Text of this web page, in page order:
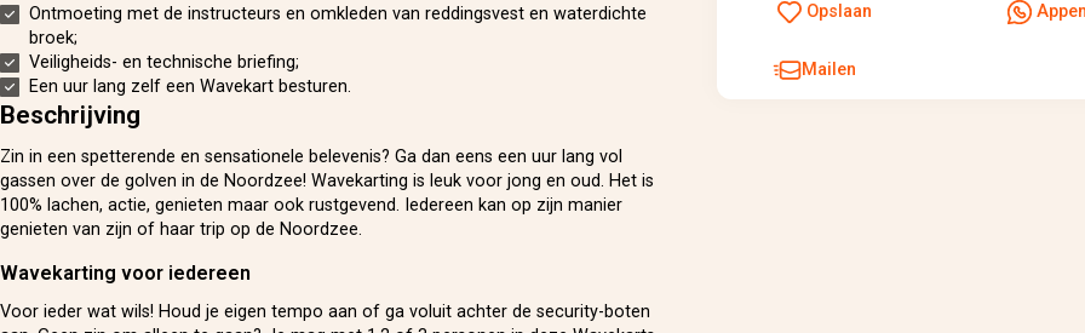
Ontmoeting met de instructeurs en omkleden van reddingsvest en waterdichte
broek;
Veiligheids- en technische briefing;
Een uur lang zelf een Wavekart besturen.
Beschrijving
Zin in een spetterende en sensationele belevenis? Ga dan eens een uur lang vol
gassen over de golven in de Noordzee! Wavekarting is leuk voor jong en oud. Het is
100% lachen, actie, genieten maar ook rustgevend. Iedereen kan op zijn manier
genieten van zijn of haar trip op de Noordzee.
Wavekarting voor iedereen
Voor ieder wat wils! Houd je eigen tempo aan of ga voluit achter de security-boten
Opslaan
Mailen